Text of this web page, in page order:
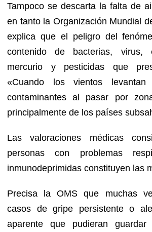
Tampoco se descarta la falta de
en tanto la Organización Mundial
explica que el peligro del
contenido de bacterias, virus,
mercurio y pesticidas que
«Cuando los vientos levantan
contaminantes al pasar por
principalmente de los países
Las valoraciones médicas
personas con problemas
inmunodeprimidas constituyen las
Precisa la OMS que muchas
casos de gripe persistente o
aparente que pudieran